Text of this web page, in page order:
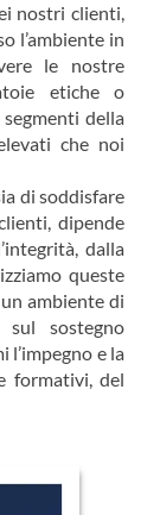
nostri clienti,
l’ambiente in
le nostre
etiche o
della
che noi
di soddisfare
dipende
dalla
queste
ambiente di
sostegno
l’impegno e la
formativi, del